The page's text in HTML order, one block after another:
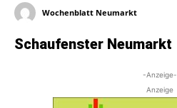
Wochenblatt Neumarkt
Schaufenster Neumarkt
-Anzeige-
Anzeige